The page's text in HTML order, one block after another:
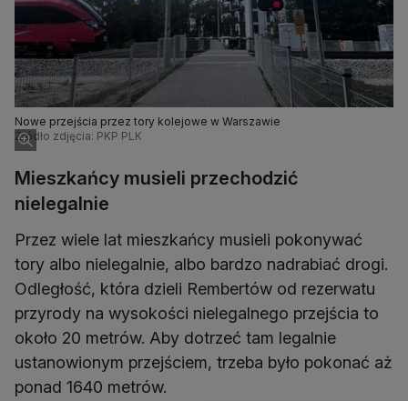
Nowe przejścia przez tory kolejowe w Warszawie
Źródło zdjęcia: PKP PLK
Mieszkańcy musieli przechodzić
nielegalnie
Przez wiele lat mieszkańcy musieli pokonywać
tory albo nielegalnie, albo bardzo nadrabiać drogi.
Odległość, która dzieli Rembertów od rezerwatu
przyrody na wysokości nielegalnego przejścia to
około 20 metrów. Aby dotrzeć tam legalnie
ustanowionym przejściem, trzeba było pokonać aż
ponad 1640 metrów.